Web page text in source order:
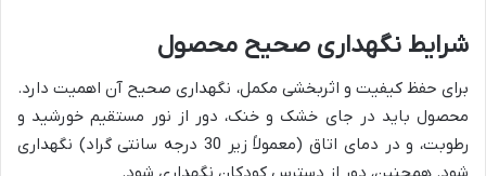
شرایط نگهداری صحیح محصول
برای حفظ کیفیت و اثربخشی مکمل، نگهداری صحیح آن اهمیت دارد.
محصول باید در جای خشک و خنک، دور از نور مستقیم خورشید و
رطوبت، و در دمای اتاق (معمولاً زیر 30 درجه سانتی گراد) نگهداری